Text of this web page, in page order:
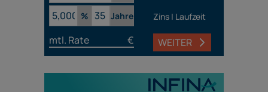
%
Jahre Zins | Laufzeit
mtl. Rate € WEITER